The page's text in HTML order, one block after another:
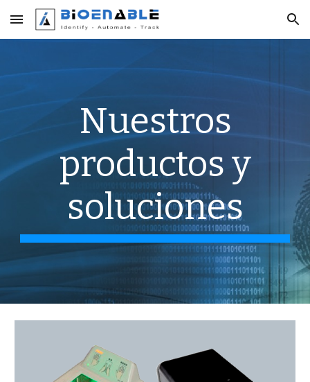
Skip to main content Skip to navigation
Nuestros
productos y
soluciones